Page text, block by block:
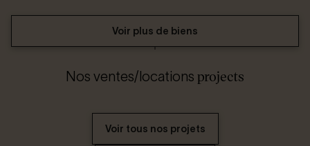
Voir plus de biens
Nos ventes/locations projects
Voir tous nos projets